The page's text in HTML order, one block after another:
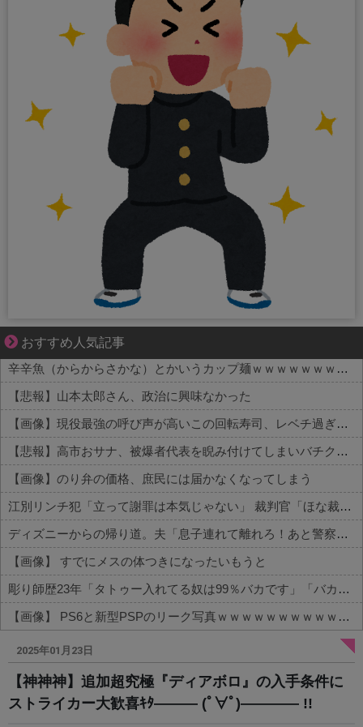
おすすめ人気記事
身近すぎる“厄介な人たち”が大集合！
辛辛魚（からからさかな）とかいうカップ麺ｗｗｗｗｗｗｗｗｗｗ
【悲報】山本太郎さん、政治に興味なかった
【画像】現役最強の呼び声が高いこの回転寿司、レベチ過ぎる→ご覧くださいw w w w w w w
【悲報】高市おサナ、被爆者代表を睨み付けてしまいバチクソ炎上し始めるｗｗｗｗｗｗｗｗｗ
【画像】のり弁の価格、庶民には届かなくなってしまう
江別リンチ犯「立って謝罪は本気じゃない」 裁判官「ほな裁判で土下座してないキミは本気じゃないな」
ディズニーからの帰り道。夫「息子連れて離れろ！あと警察に通報！」私「助けて！」駅員「どうしました！？」→トンデモナイことに…
【画像】 すでにメスの体つきになったいもうと
彫り師歴23年「タトゥー入れてる奴は99％バカです」「バカは5000円が好き」無断キャンセル、挨拶できない、金がない…客層をぶっちゃけ
【画像】 PS6と新型PSPのリーク写真ｗｗｗｗｗｗｗｗｗｗｗｗｗｗｗｗｗｗｗ
Powered by livedoor 相互RSS
2025年01月23日
【神神神】追加超究極『ディアボロ』の入手条件に
ストライカー大歓喜ｷﾀ――― (ﾟ∀ﾟ)―――― !!